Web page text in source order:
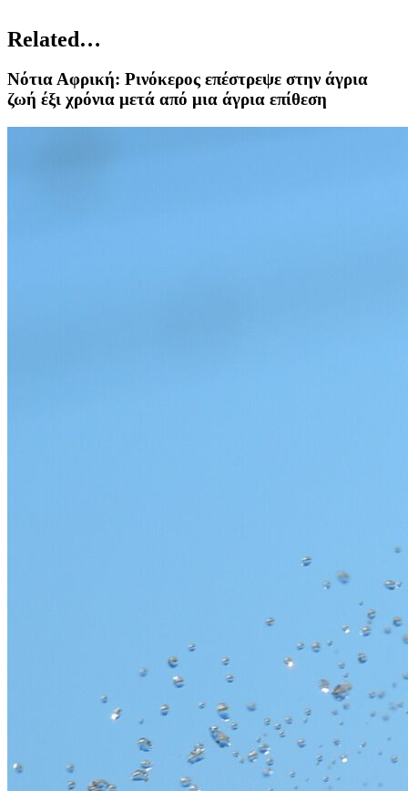
Related…
Νότια Αφρική: Ρινόκερος επέστρεψε στην άγρια
ζωή έξι χρόνια μετά από μια άγρια επίθεση